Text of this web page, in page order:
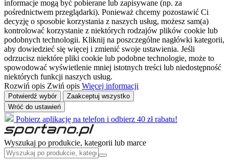
informacje mogą być pobierane lub zapisywane (np. za
pośrednictwem przeglądarki). Ponieważ chcemy pozostawić Ci
decyzję o sposobie korzystania z naszych usług, możesz sam(a)
kontrolować korzystanie z niektórych rodzajów plików cookie lub
podobnych technologii. Kliknij na poszczególne nagłówki kategorii,
aby dowiedzieć się więcej i zmienić swoje ustawienia. Jeśli
odrzucisz niektóre pliki cookie lub podobne technologie, może to
spowodować wyświetlenie mniej istotnych treści lub niedostępność
niektórych funkcji naszych usług.
Rozwiń opis Zwiń opis Więcej informacji
Potwierdź wybór
Zaakceptuj wszystko
Wróć do ustawień
Pobierz aplikację na telefon i odbierz 40 zł rabatu!
Wyszukaj po produkcie, kategorii lub marce